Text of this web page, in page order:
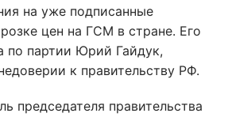
на уже подписанные
цен на ГСМ в стране. Его
по партии Юрий Гайдук,
к правительству РФ.
председателя правительства